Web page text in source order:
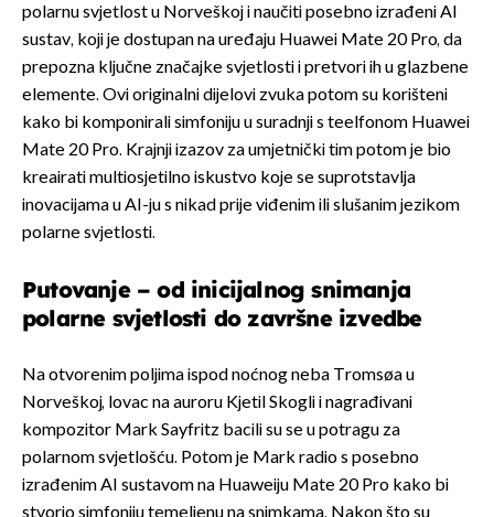
polarnu svjetlost u Norveškoj i naučiti posebno izrađeni AI
sustav, koji je dostupan na uređaju Huawei Mate 20 Pro, da
prepozna ključne značajke svjetlosti i pretvori ih u glazbene
elemente. Ovi originalni dijelovi zvuka potom su korišteni
kako bi komponirali simfoniju u suradnji s teelfonom Huawei
Mate 20 Pro. Krajnji izazov za umjetnički tim potom je bio
kreairati multiosjetilno iskustvo koje se suprotstavlja
inovacijama u AI-ju s nikad prije viđenim ili slušanim jezikom
polarne svjetlosti.
Putovanje – od inicijalnog snimanja
polarne svjetlosti do završne izvedbe
Na otvorenim poljima ispod noćnog neba Tromsøa u
Norveškoj, lovac na auroru Kjetil Skogli i nagrađivani
kompozitor Mark Sayfritz bacili su se u potragu za
polarnom svjetlošću. Potom je Mark radio s posebno
izrađenim AI sustavom na Huaweiju Mate 20 Pro kako bi
stvorio simfoniju temeljenu na snimkama. Nakon što su